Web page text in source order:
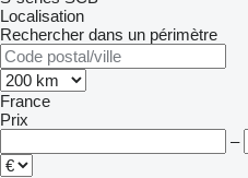
Localisation
Rechercher dans un périmètre
France
Prix
–